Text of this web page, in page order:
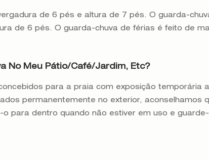
de 6 pés e altura de 7 pés. O guarda-
de 6 pés. O guarda-chuva de férias é feito de
No Meu Pátio/café/jardim, Etc?
para a praia com exposição temporária
permanentemente no exterior, aconselhamos
para dentro quando não estiver em uso e